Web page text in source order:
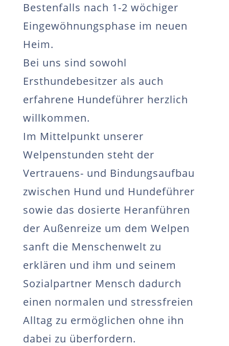
Bestenfalls nach 1-2 wöchiger
Eingewöhnungsphase im neuen
Heim.
Bei uns sind sowohl
Ersthundebesitzer als auch
erfahrene Hundeführer herzlich
willkommen.
Im Mittelpunkt unserer
Welpenstunden steht der
Vertrauens- und Bindungsaufbau
zwischen Hund und Hundeführer
sowie das dosierte Heranführen
der Außenreize um dem Welpen
sanft die Menschenwelt zu
erklären und ihm und seinem
Sozialpartner Mensch dadurch
einen normalen und stressfreien
Alltag zu ermöglichen ohne ihn
dabei zu überfordern.